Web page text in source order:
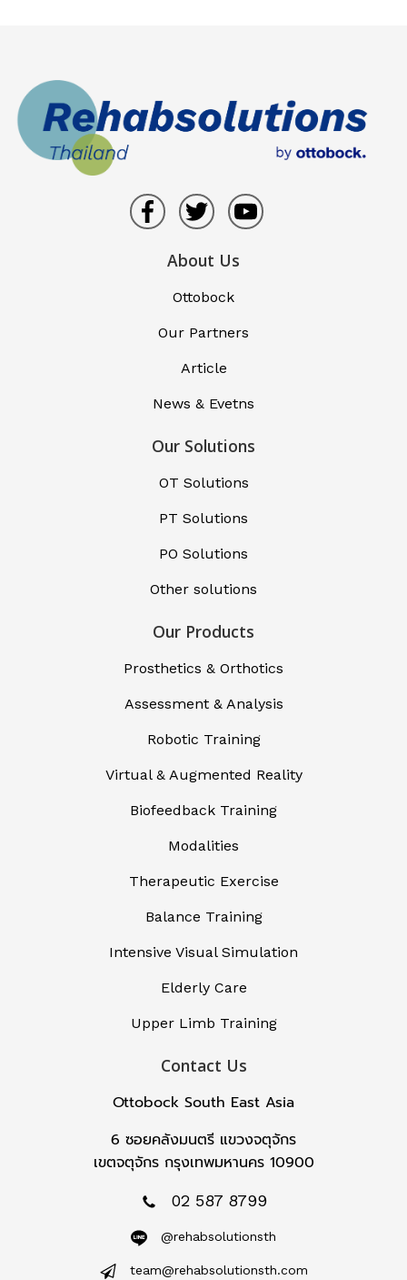
About Us
Ottobock
Our Partners
Article
News & Evetns
Our Solutions
OT Solutions
PT Solutions
PO Solutions
Other solutions
Our Products
Prosthetics & Orthotics
Assessment & Analysis
Robotic Training
Virtual & Augmented Reality
Biofeedback Training
Modalities
Therapeutic Exercise
Balance Training
Intensive Visual Simulation
Elderly Care
Upper Limb Training
Contact Us
Ottobock South East Asia
6 ซอยคลังมนตรี แขวงจตุจักร
เขตจตุจักร กรุงเทพมหานคร 10900
02 587 8799
@rehabsolutionsth
team@rehabsolutionsth.com